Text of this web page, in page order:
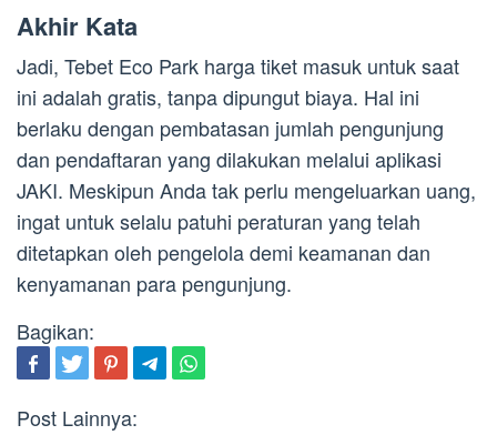
Akhir Kata
Jadi, Tebet Eco Park harga tiket masuk untuk saat
ini adalah gratis, tanpa dipungut biaya. Hal ini
berlaku dengan pembatasan jumlah pengunjung
dan pendaftaran yang dilakukan melalui aplikasi
JAKI. Meskipun Anda tak perlu mengeluarkan uang,
ingat untuk selalu patuhi peraturan yang telah
ditetapkan oleh pengelola demi keamanan dan
kenyamanan para pengunjung.
Bagikan:
Post Lainnya: